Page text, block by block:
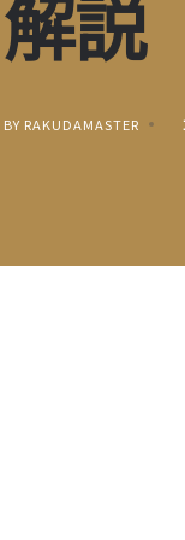
解説
BY RAKUDAMASTER